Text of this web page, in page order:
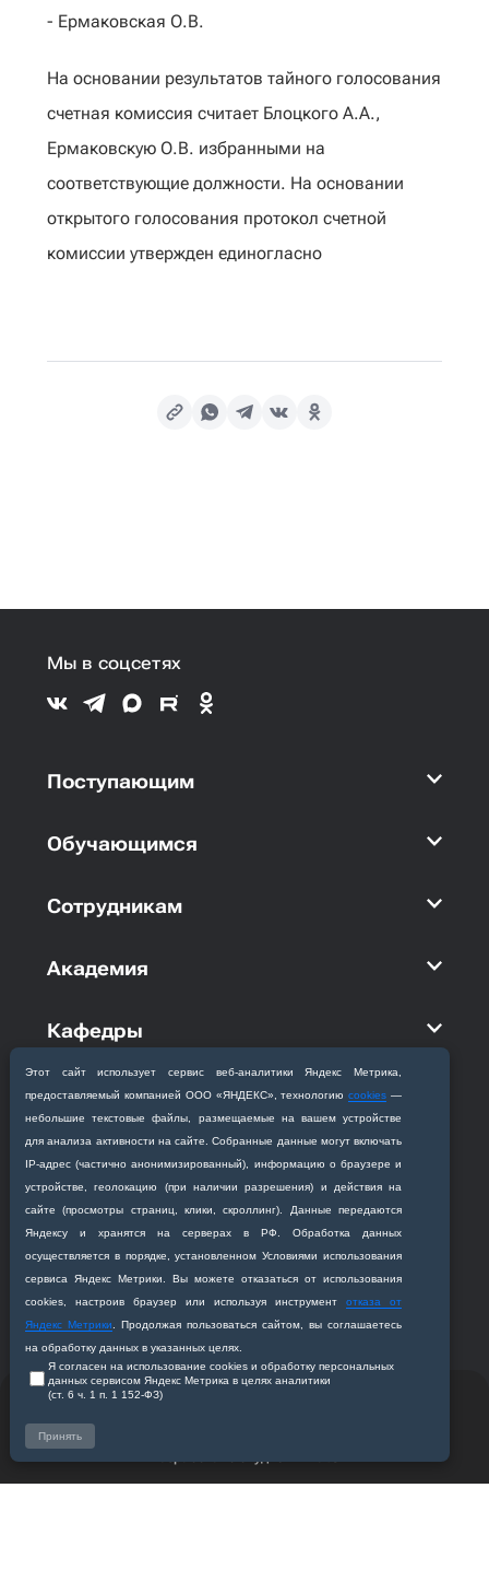
- Ермаковская О.В.
На основании результатов тайного голосования
счетная комиссия считает Блоцкого А.А.,
Ермаковскую О.В. избранными на
соответствующие должности. На основании
открытого голосования протокол счетной
комиссии утвержден единогласно
Этот сайт использует сервис веб‑аналитики Яндекс Метрика,
предоставляемый компанией ООО «ЯНДЕКС», технологиюcookies —
небольшие текстовые файлы, размещаемые на вашем устройстве
для анализа активности на сайте. Собранные данные могут включать
IP‑адрес (частично анонимизированный), информацию о браузере и
устройстве, геолокацию (при наличии разрешения) и действия на
сайте (просмотры страниц, клики, скроллинг). Данные передаются
Яндексу и хранятся на серверах в РФ. Обработка данных
осуществляется в порядке, установленном Условиями использования
сервиса Яндекс Метрики. Вы можете отказаться от использования
cookies, настроив браузер или используя инструментотказа от
Яндекс Метрики . Продолжая пользоваться сайтом, вы соглашаетесь
на обработку данных в указанных целях.
Я согласен на использование cookies и обработку персональных
данных сервисом Яндекс Метрика в целях аналитики
(ст. 6 ч. 1 п. 1 152‑ФЗ)
Принять
Мы в соцсетях
Поступающим
Обучающимся
Сотрудникам
Академия
Кафедры
Приемная комиссия
Благовещенск, ул. Горького, 95
+7 (4162) 319‒016
abitur@amursma.su
организации
© 2011-2026 ФГБОУ ВО Амурская государственная